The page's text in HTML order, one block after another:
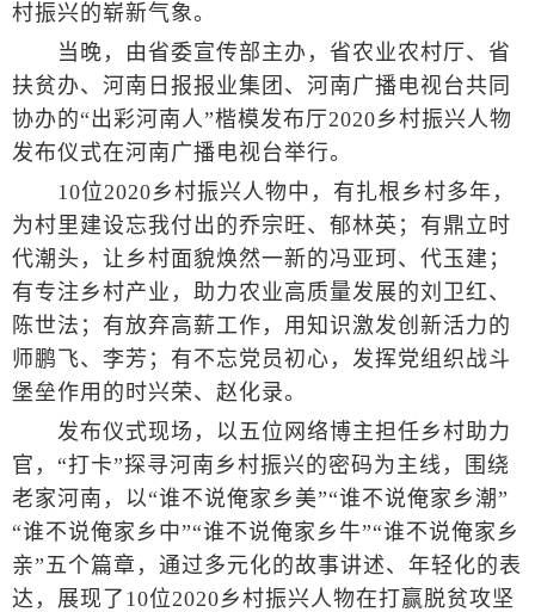
村振兴的崭新气象。
当晚，由省委宣传部主办，省农业农村厅、省
扶贫办、河南日报报业集团、河南广播电视台共同
协办的“出彩河南人”楷模发布厅2020乡村振兴人物
发布仪式在河南广播电视台举行。
10位2020乡村振兴人物中，有扎根乡村多年，
为村里建设忘我付出的乔宗旺、郁林英；有鼎立时
代潮头，让乡村面貌焕然一新的冯亚珂、代玉建；
有专注乡村产业，助力农业高质量发展的刘卫红、
陈世法；有放弃高薪工作，用知识激发创新活力的
师鹏飞、李芳；有不忘党员初心，发挥党组织战斗
堡垒作用的时兴荣、赵化录。
发布仪式现场，以五位网络博主担任乡村助力
官，“打卡”探寻河南乡村振兴的密码为主线，围绕
老家河南，以“谁不说俺家乡美”“谁不说俺家乡潮”
“谁不说俺家乡中”“谁不说俺家乡牛”“谁不说俺家乡
亲”五个篇章，通过多元化的故事讲述、年轻化的表
达，展现了10位2020乡村振兴人物在打赢脱贫攻坚